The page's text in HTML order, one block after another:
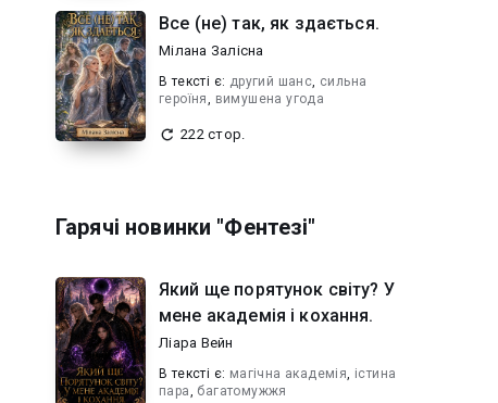
Все (не) так, як здається.
Мілана Залісна
В текcті є: другий шанс, сильна
героїня, вимушена угода
222 стор.
Гарячі новинки "Фентезі"
Який ще порятунок світу? У
мене академія і кохання.
Ліара Вейн
В текcті є: магічна академія, істина
пара, багатомужжя